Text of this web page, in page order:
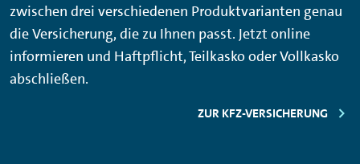
zwischen drei verschiedenen Produktvarianten genau
die Versicherung, die zu Ihnen passt. Jetzt online
informieren und Haftpflicht, Teilkasko oder Vollkasko
abschließen.
ZUR KFZ-VERSICHERUNG